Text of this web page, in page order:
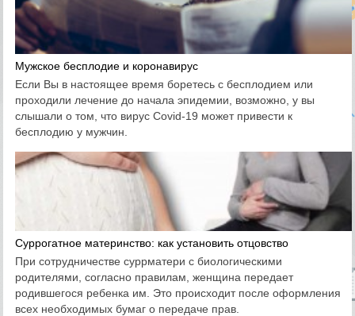
Мужское бесплодие и коронавирус
Если Вы в настоящее время боретесь с бесплодием или
проходили лечение до начала эпидемии, возможно, у вы
слышали о том, что вирус Covid-19 может привести к
бесплодию у мужчин.
Суррогатное материнство: как установить отцовство
При сотрудничестве суррматери с биологическими
родителями, согласно правилам, женщина передает
родившегося ребенка им. Это происходит после оформления
всех необходимых бумаг о передаче прав.